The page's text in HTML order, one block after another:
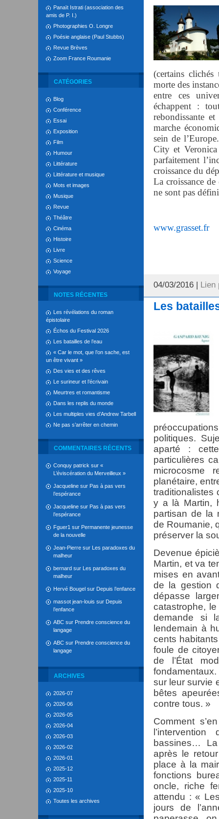
Panaït Istrati (association des
amis de P. I.)
Photographies O. Longre
Poésie anglaise (Paul Stubbs)
Revue Brèves
Zoom France Roumanie
CATÉGORIES
Blog
Conférence
Essai
Exposition
Film
Humour
Littérature
Littérature et musique
Mots et images
Musique
Revue
Théâtre
Cinéma
Histoire
Livre
Science
Voyage
NOTES RÉCENTES
Les révélations du roman
épistolaire
Échos du Festival 2026
Les batailles de l’eau
« Car le mot, que l’on sache, est
un être vivant »
Des vies et des rêves
Le surineur et l’écrivain
Meurtres et romantisme
Dans les replis du monde
Les multiples vies d’Andrew Tarbell
Ne pas s’arrêter en chemin
COMMENTAIRES RÉCENTS
Conquy patrick sur «
L’éviscération du Merveilleux »
Jacqueline sur Pas à pas vers
l’espérance
Jacqueline sur Pas à pas vers
l’espérance
Fguer1 sur Permanente jeunesse
de la nouvelle
Jean-Pierre sur Les paradoxes du
malheur
bernard sur Les paradoxes du
malheur
Hervé Bougel sur Depuis l’enfance
massot jean-louis sur Depuis
l’enfance
ABC sur Prendre conscience du
langage
ABC sur Prendre conscience du
langage
ARCHIVES
2026-07
2026-06
2026-05
2026-04
2026-03
2026-02
2026-01
2025-12
2025-11
2025-10
Toutes les archives
(certains clichés
morte des
entre ces
échappent :
rebondissante
marche
sein de
City et Veronica
parfaitement
croissance du
La croissance
ne sont pas
www.grasset.fr
04/03/2016 | Lien
Les
politiques.
aparté :
particulières
microcosme
planétaire,
traditionalistes
y a là Martin,
partisan de la
de Roumanie,
préserver la
Devenue
Martin, et va
mises en
de la gestion
dépasse
catastrophe,
demande si
lendemain à
cents
foule de
de l’État
fondamentaux.
sur leur survie
bêtes
contre tous. »
Comment
bassines…
après le
place à la
fonctions
oncle, riche
attendu : «
jours de